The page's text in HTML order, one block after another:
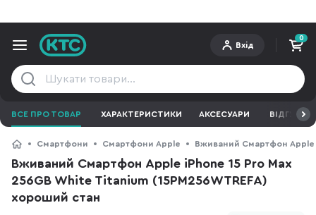
Вхід
0
ВСЕ ПРО ТОВАР ХАРАКТЕРИСТИКИ АКСЕСУАРИ ВІДГУКИ
Смартфони Смартфони Apple Вживаний Смартфон Apple
Вживаний Смартфон Apple iPhone 15 Pro Max
256GB White Titanium (15PM256WTREFA)
хороший стан